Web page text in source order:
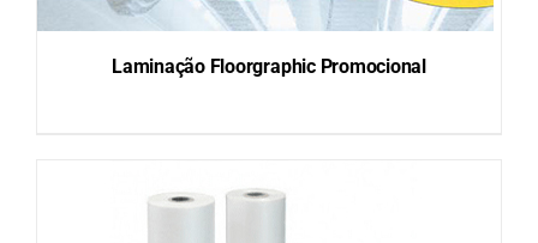
DETAILS
Laminação Floorgraphic Promocional